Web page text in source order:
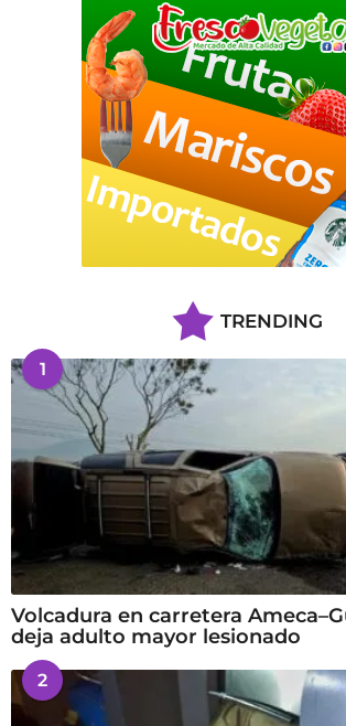
TRENDING
1
Volcadura en carretera
deja adulto mayor lesionado
2